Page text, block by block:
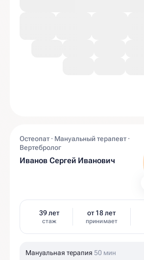
Остеопат · Мануальный терапевт ·
Вертебролог
Иванов Сергей Иванович
39 лет
стаж
от 18 лет
принимает
Мануальная терапия 50 мин